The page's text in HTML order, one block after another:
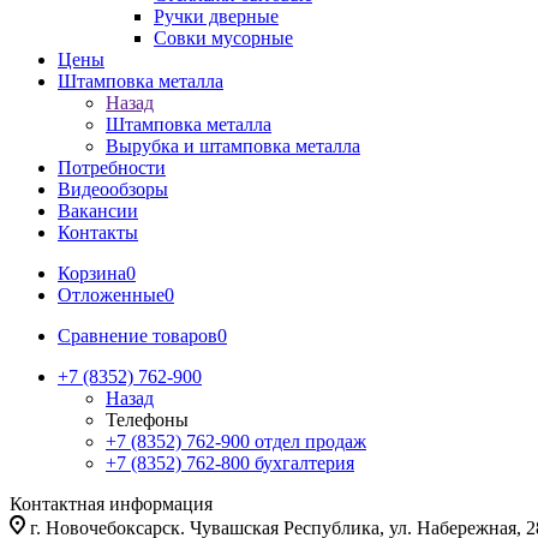
Ручки дверные
Совки мусорные
Цены
Штамповка металла
Назад
Штамповка металла
Вырубка и штамповка металла
Потребности
Видеообзоры
Вакансии
Контакты
Корзина0
Отложенные0
Сравнение товаров0
+7 (8352) 762-900
Назад
Телефоны
+7 (8352) 762-900 отдел продаж
+7 (8352) 762-800 бухгалтерия
Контактная информация
г. Новочебоксарск. Чувашская Республика, ул. Набережная,